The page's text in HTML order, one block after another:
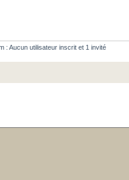
: Aucun utilisateur inscrit et 1 invité